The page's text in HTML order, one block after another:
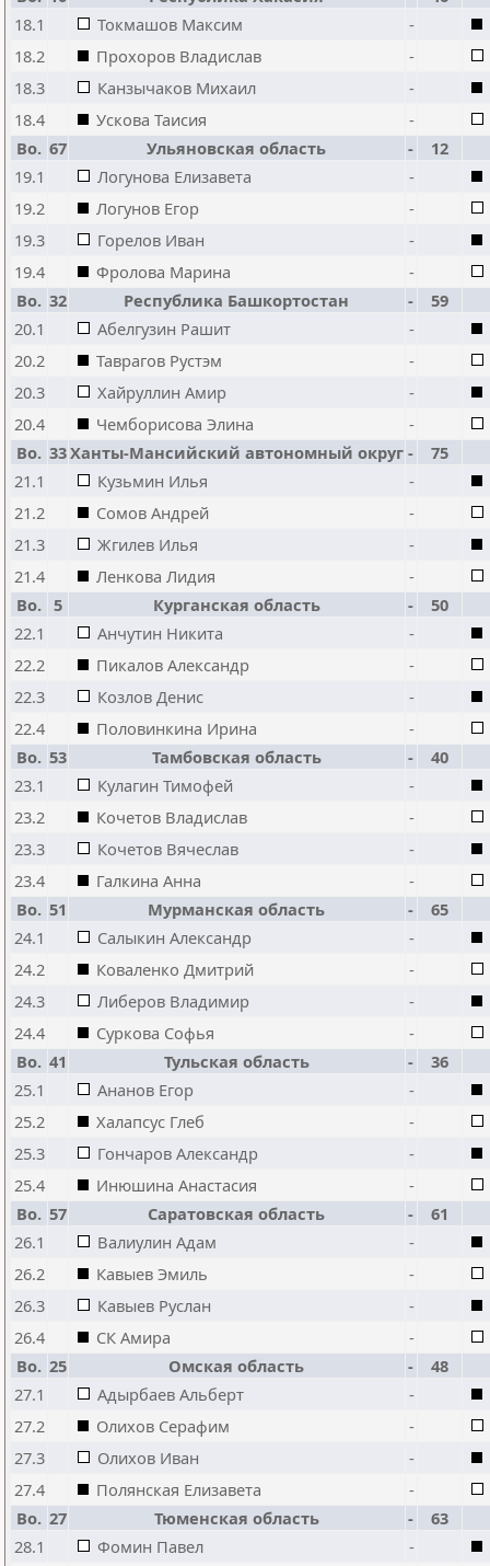
18.1
Токмашов Максим
-
18.2
Прохоров Владислав
-
18.3
Канзычаков Михаил
-
18.4
Ускова Таисия
-
Bo. 67 Ульяновская область -
12
19.1
Логунова Елизавета
-
19.2
Логунов Егор
-
19.3
Горелов Иван
-
19.4
Фролова Марина
-
Bo. 32 Республика Башкортостан -
59
20.1
Абелгузин Рашит
-
20.2
Таврагов Рустэм
-
20.3
Хайруллин Амир
-
20.4
Чемборисова Элина
-
Bo. 33Ханты-Мансийский автономный округ -
75
21.1
Кузьмин Илья
-
21.2
Сомов Андрей
-
21.3
Жгилев Илья
-
21.4
Ленкова Лидия
-
Bo. 5 Курганская область -
50
22.1
Анчутин Никита
-
22.2
Пикалов Александр
-
22.3
Козлов Денис
-
22.4
Половинкина Ирина
-
Bo. 53 Тамбовская область -
40
23.1
Кулагин Тимофей
-
23.2
Кочетов Владислав
-
23.3
Кочетов Вячеслав
-
23.4
Галкина Анна
-
Bo. 51 Мурманская область -
65
24.1
Салыкин Александр
-
24.2
Коваленко Дмитрий
-
24.3
Либеров Владимир
-
24.4
Суркова Софья
-
Bo. 41 Тульская область -
36
25.1
Ананов Егор
-
25.2
Халапсус Глеб
-
25.3
Гончаров Александр
-
25.4
Инюшина Анастасия
-
Bo. 57 Саратовская область -
61
26.1
Валиулин Адам
-
26.2
Кавыев Эмиль
-
26.3
Кавыев Руслан
-
26.4
СК Амира
-
Bo. 25 Омская область -
48
27.1
Адырбаев Альберт
-
27.2
Олихов Серафим
-
27.3
Олихов Иван
-
27.4
Полянская Елизавета
-
Bo. 27 Тюменская область -
63
28.1
Фомин Павел
-